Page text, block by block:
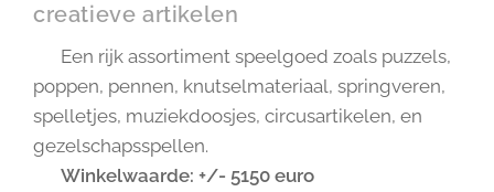
creatieve artikelen
🧩 Een rijk assortiment speelgoed zoals puzzels,
poppen, pennen, knutselmateriaal, springveren,
spelletjes, muziekdoosjes, circusartikelen, en
gezelschapsspellen.
Winkelwaarde: +/- 5150 euro